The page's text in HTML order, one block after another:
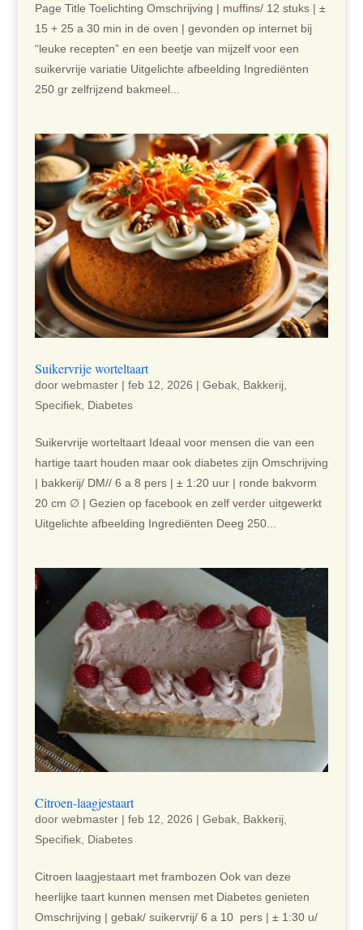
Page Title Toelichting Omschrijving | muffins/ 12 stuks | ±
15 + 25 a 30 min in de oven | gevonden op internet bij
“leuke recepten” en een beetje van mijzelf voor een
suikervrije variatie Uitgelichte afbeelding Ingrediënten
250 gr zelfrijzend bakmeel...
Suikervrije worteltaart
door webmaster| feb 12, 2026 | Gebak, Bakkerij,
Specifiek, Diabetes
Suikervrije worteltaart Ideaal voor mensen die van een
hartige taart houden maar ook diabetes zijn Omschrijving
| bakkerij/ DM// 6 a 8 pers | ± 1:20 uur | ronde bakvorm
20 cm ∅ | Gezien op facebook en zelf verder uitgewerkt
Uitgelichte afbeelding Ingrediënten Deeg 250...
Citroen-laagjestaart
door webmaster| feb 12, 2026 | Gebak, Bakkerij,
Specifiek, Diabetes
Citroen laagjestaart met frambozen Ook van deze
heerlijke taart kunnen mensen met Diabetes genieten
Omschrijving | gebak/ suikervrij/ 6 a 10 pers | ± 1:30 u/